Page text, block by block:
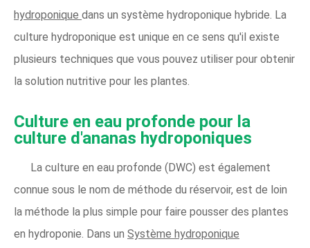
hydroponique dans un système hydroponique hybride. La
culture hydroponique est unique en ce sens qu'il existe
plusieurs techniques que vous pouvez utiliser pour obtenir
la solution nutritive pour les plantes.
Culture en eau profonde pour la
culture d'ananas hydroponiques
La culture en eau profonde (DWC) est également
connue sous le nom de méthode du réservoir, est de loin
la méthode la plus simple pour faire pousser des plantes
en hydroponie. Dans un Système hydroponique